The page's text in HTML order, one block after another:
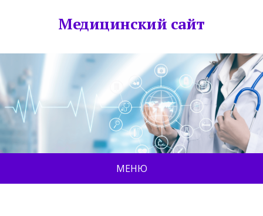
Медицинский сайт
МЕНЮ